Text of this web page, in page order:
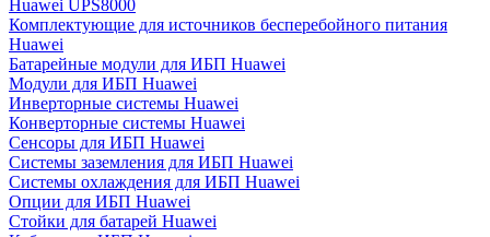
Huawei UPS8000
Комплектующие для источников бесперебойного питания
Huawei
Батарейные модули для ИБП Huawei
Модули для ИБП Huawei
Инверторные системы Huawei
Конверторные системы Huawei
Сенсоры для ИБП Huawei
Системы заземления для ИБП Huawei
Системы охлаждения для ИБП Huawei
Опции для ИБП Huawei
Стойки для батарей Huawei